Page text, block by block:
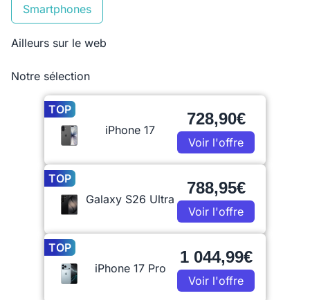
Smartphones
Ailleurs sur le web
Notre sélection
TOP
iPhone 17
728,90€
Voir l'offre
TOP
Galaxy S26 Ultra
788,95€
Voir l'offre
TOP
iPhone 17 Pro
1 044,99€
Voir l'offre